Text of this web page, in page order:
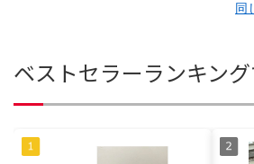
同
ベストセラーランキン